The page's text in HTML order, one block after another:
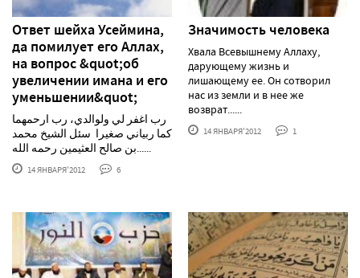
Ответ шейха Усеймина,
да помилует его Аллах,
на вопрос &quot;об
увеличении имана и его
уменьшении&quot;
رب اغفر لي ولوالدي، رب ارحمهما
كما ربياني صغيرا سئل الشيخ محمد
14 ЯНВАРЯ'2012 6
Значимость человека
Хвала Всевышнему Аллаху,
дарующему жизнь и
лишающему ее. Он сотворил
нас из земли и в нее же
возврат......
14 ЯНВАРЯ'2012 1